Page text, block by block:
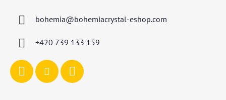
bohemia@bohemiacrystal-eshop.com
+420 739 133 159